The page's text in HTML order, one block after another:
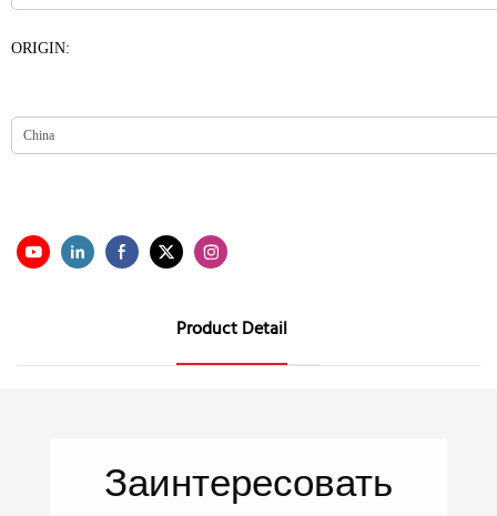
ORIGIN:
Product Detail
Заинтересовать